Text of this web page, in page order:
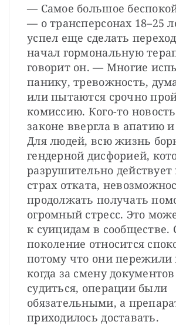
— Самое большое
— о трансперсонах 18–25
успел еще сделать
начал гормональную
говорит он. — Многие
панику, тревожность,
или пытаются срочно
комиссию. Кого-то
законе ввергла в апатию
Для людей, всю жизнь
гендерной дисфорией,
разрушительно действует
страх отката,
продолжать получать
огромный стресс. Это
к суицидам в сообществе.
поколение относится
потому что они пережили
когда за смену
судиться, операции были
обязательными, а
приходилось доставать.